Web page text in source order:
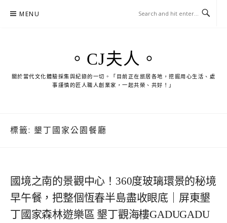
MENU
。CJ夫人。
關於當代文化體驗採集與紀錄的一切。「目前正在旅居各地，挖掘用心生活、處
事謹慎的匠人職人創業家，一起共榮、共好！」
標籤: 墾丁國家公園餐廳
國境之南的景觀中心！360度玻璃環景的秘境
早午餐，把整個恆春半島盡收眼底｜屏東墾
丁國家森林遊樂區 墾丁觀海樓GADUGADU